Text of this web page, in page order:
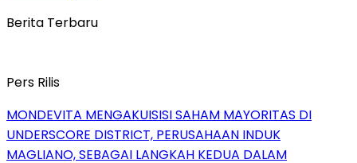
Berita Terbaru
Pers Rilis
MONDEVITA MENGAKUISISI SAHAM MAYORITAS DI
UNDERSCORE DISTRICT, PERUSAHAAN INDUK
MAGLIANO, SEBAGAI LANGKAH KEDUA DALAM